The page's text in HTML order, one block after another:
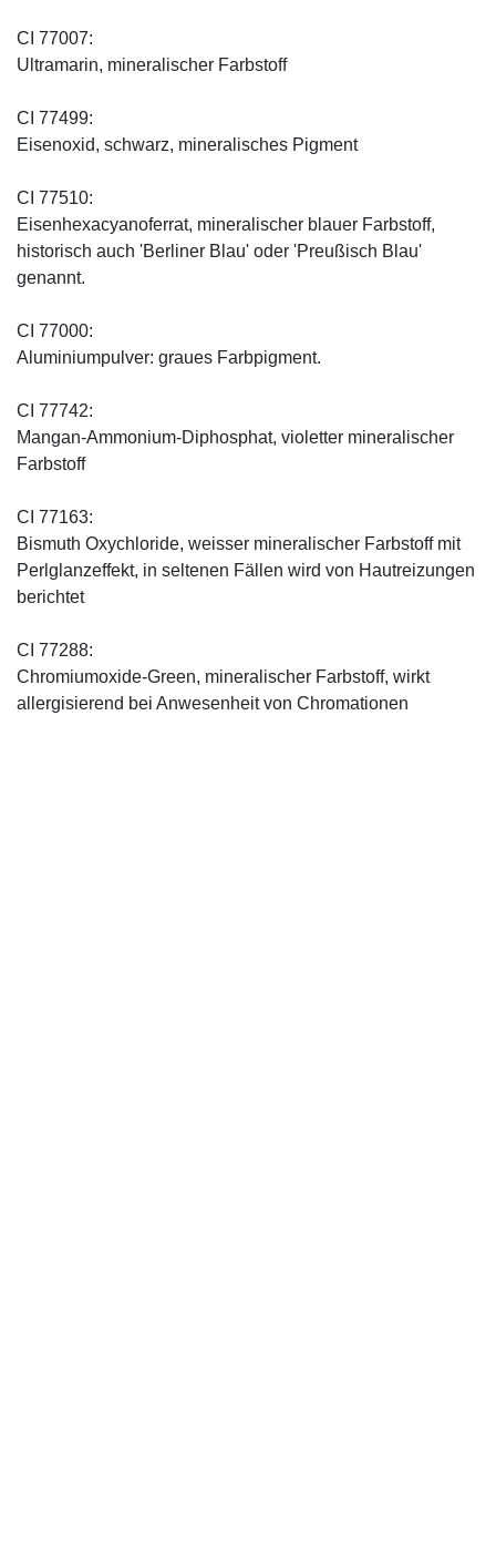
CI 77007:
Ultramarin, mineralischer Farbstoff
CI 77499:
Eisenoxid, schwarz, mineralisches Pigment
CI 77510:
Eisenhexacyanoferrat, mineralischer blauer Farbstoff,
historisch auch 'Berliner Blau' oder 'Preußisch Blau'
genannt.
CI 77000:
Aluminiumpulver: graues Farbpigment.
CI 77742:
Mangan-Ammonium-Diphosphat, violetter mineralischer
Farbstoff
CI 77163:
Bismuth Oxychloride, weisser mineralischer Farbstoff mit
Perlglanzeffekt, in seltenen Fällen wird von Hautreizungen
berichtet
CI 77288:
Chromiumoxide-Green, mineralischer ­Farbstoff, wirkt
allergisierend bei Anwesenheit von Chromationen